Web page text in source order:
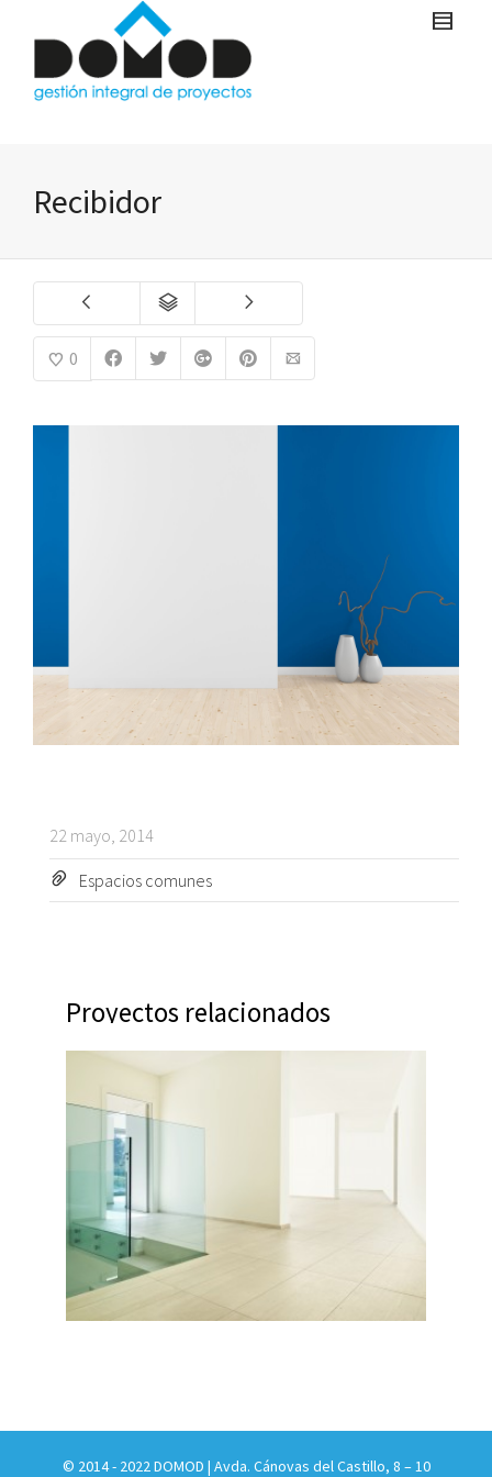
Recibidor
0
22 mayo, 2014
Espacios comunes
Proyectos relacionados
© 2014 - 2022 DOMOD | Avda. Cánovas del Castillo, 8 – 10